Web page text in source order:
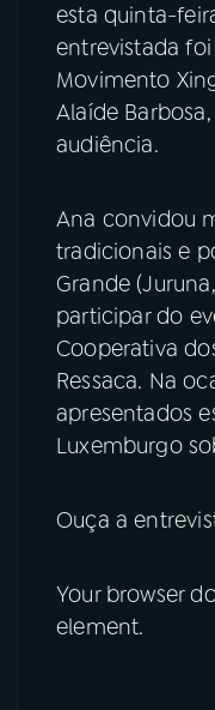
ACOMPANHE A RÁDIO
YouTube
Instagram
TikTok
esta quinta-
entrevistada
Movimento
Alaíde
audiência.
Ana convidou
tradicionais e
Grande
participar do
Cooperativa
Ressaca. Na
apresentados
Luxemburgo
Ouça a
Your browser
element.